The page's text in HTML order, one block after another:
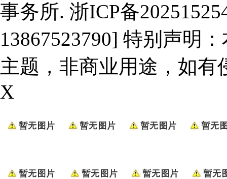
事务所. 浙ICP备
13867523790] 特别声明
主题，非商业用途，如有
X